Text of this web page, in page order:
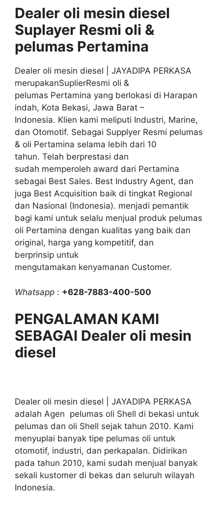
Dealer oli mesin diesel
Suplayer Resmi oli &
pelumas Pertamina
Dealer oli mesin diesel | JAYADIPA PERKASA
merupakanSuplierResmi oli &
pelumas Pertamina yang berlokasi di Harapan
indah, Kota Bekasi, Jawa Barat –
Indonesia. Klien kami meliputi Industri, Marine,
dan Otomotif. Sebagai Supplyer Resmi pelumas
& oli Pertamina selama lebih dari 10
tahun. Telah berprestasi dan
sudah memperoleh award dari Pertamina
sebagai Best Sales. Best Industry Agent, dan
juga Best Acquisition baik di tingkat Regional
dan Nasional (Indonesia). menjadi pemantik
bagi kami untuk selalu menjual produk pelumas
oli Pertamina dengan kualitas yang baik dan
original, harga yang kompetitif, dan
berprinsip untuk
mengutamakan kenyamanan Customer.
Whatsapp : +628-7883-400-500
PENGALAMAN KAMI
SEBAGAI Dealer oli mesin
diesel
Dealer oli mesin diesel | JAYADIPA PERKASA
adalah Agen pelumas oli Shell di bekasi untuk
pelumas dan oli Shell sejak tahun 2010. Kami
menyuplai banyak tipe pelumas oli untuk
otomotif, industri, dan perkapalan. Didirikan
pada tahun 2010, kami sudah menjual banyak
sekali kustomer di bekas dan seluruh wilayah
Indonesia.